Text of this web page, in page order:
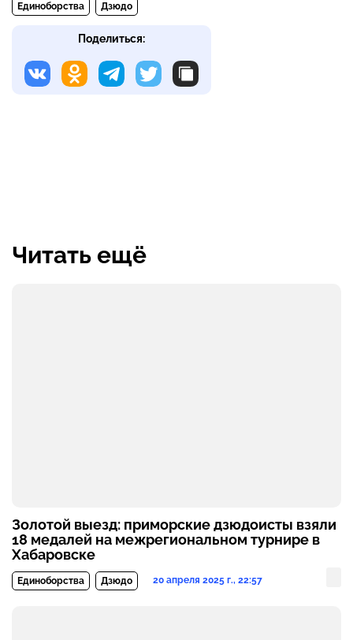
Единоборства Дзюдо
Поделиться:
Читать ещё
Золотой выезд: приморские дзюдоисты взяли
18 медалей на межрегиональном турнире в
Хабаровске
Единоборства Дзюдо 20 апреля 2025 г., 22:57